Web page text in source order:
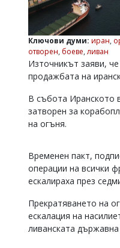
Управители:
Веселин
v.vasilev@flagman.bg
k.kassabova@flagman.bg
Главен
редактор:
office@flagman.bg
Коментарите
статиите
въвеждат
Ключови думи: иран,
отворен, боеве, ливан
Източникът заяви,
продажбата на
В събота Иранското
затворен за
на огъня.
Временен пакт,
операции на всички
ескалираха през
Прекратяването на
ескалация на
ливанската